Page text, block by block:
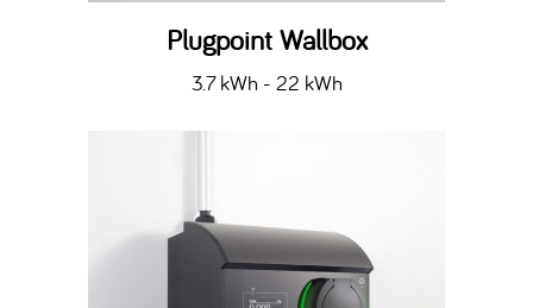
Plugpoint Wallbox
3.7 kWh - 22 kWh